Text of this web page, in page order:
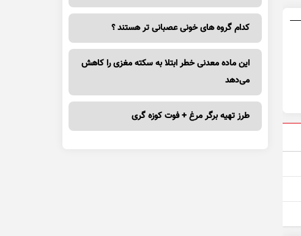
کدام گروه های خونی عصبانی تر هستند ؟
این ماده معدنی خطر ابتلا به سکته مغزی را کاهش
می‌دهد
طرز تهیه برگر مرغ + فوت کوزه گری